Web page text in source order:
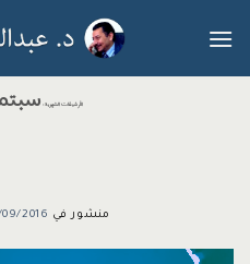
للمحتوى
الأرشيفات الشهرية:
منشور في 2016